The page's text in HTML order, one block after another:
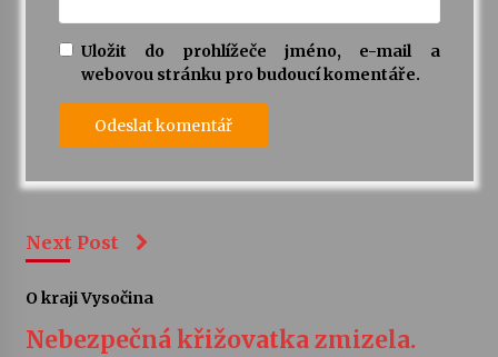
Uložit do prohlížeče jméno, e-mail a
webovou stránku pro budoucí komentáře.
Next Post
O kraji Vysočina
Nebezpečná křižovatka zmizela.